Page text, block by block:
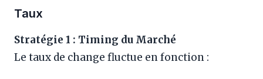
Taux
Stratégie 1 : Timing du Marché
Le taux de change fluctue en fonction :